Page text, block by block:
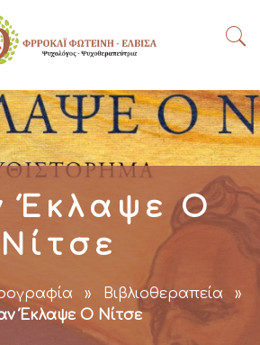
Έκλαψε Ο
Νίτσε
» Βιβλιοθεραπεία
»
Έκλαψε Ο Νίτσε